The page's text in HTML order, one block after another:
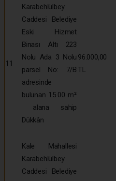
11
Karabehlülbey
Caddesi Belediye
Eski Hizmet
Binası Altı 223
Nolu Ada 3 Nolu
parsel No: 7/B
adresinde
bulunan 15.00 m²
alana sahip
Dükkân
96.000,00
TL
Kale Mahallesi
Karabehlülbey
Caddesi Belediye